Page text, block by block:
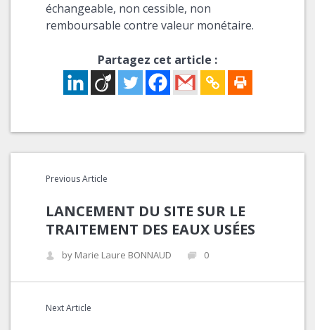
échangeable, non cessible, non
remboursable contre valeur monétaire.
Partagez cet article :
Previous Article
LANCEMENT DU SITE SUR LE
TRAITEMENT DES EAUX USÉES
by Marie Laure BONNAUD 0
Next Article